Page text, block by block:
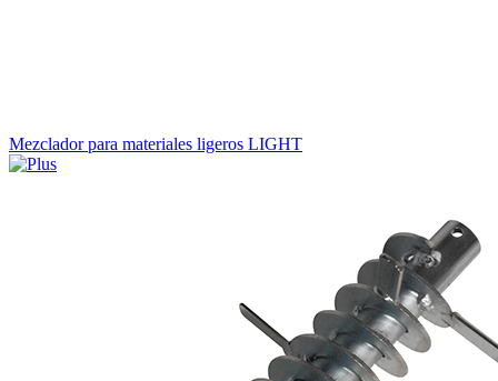
Mezclador para materiales ligeros LIGHT